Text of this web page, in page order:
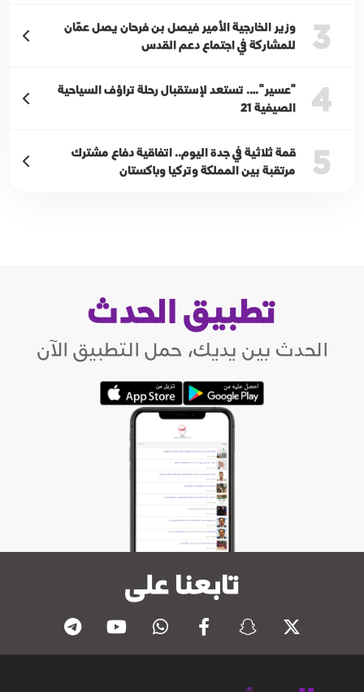
3
وزير الخارجية الأمير فيصل بن فرحان يصل عمّان
للمشاركة في اجتماع دعم القدس
4
"عسير"…. تستعد لإستقبال رحلة تراؤف السياحية
الصيفية 21
5
قمة ثلاثية في جدة اليوم.. اتفاقية دفاع مشترك
مرتقبة بين المملكة وتركيا وباكستان
تطبيق الحدث
الحدث بين يديك، حمل التطبيق الآن
تابعنا على